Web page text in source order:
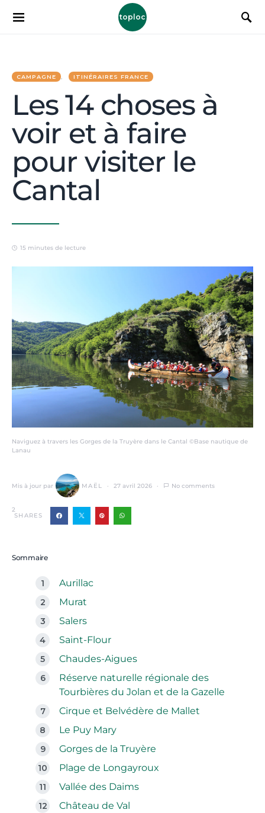
toploc
CAMPAGNE ITINÉRAIRES FRANCE
Les 14 choses à
voir et à faire
pour visiter le
Cantal
15 minutes de lecture
Naviguez à travers les Gorges de la Truyère dans le Cantal ©Base nautique de
Lanau
Mis à jour par MAËL 27 avril 2026 No comments
2
SHARES
Sommaire
Aurillac
Murat
Salers
Saint-Flour
Chaudes-Aigues
Réserve naturelle régionale des
Tourbières du Jolan et de la Gazelle
Cirque et Belvédère de Mallet
Le Puy Mary
Gorges de la Truyère
Plage de Longayroux
Vallée des Daims
Château de Val